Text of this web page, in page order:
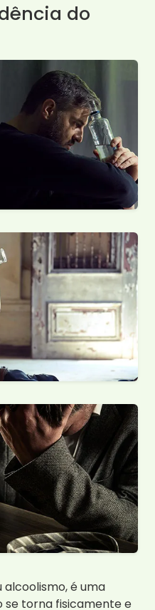
do
alcoolismo, é uma
se torna fisicamente e